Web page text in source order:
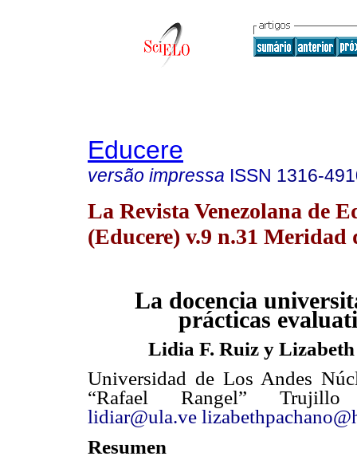
Educere
versão impressa ISSN 1316-
La Revista Venezolana de
(Educere) v.9 n.31 Meridad
La docencia
prácticas
Lidia F. Ruiz y Lizabeth
Universidad de Los Andes
“Rafael Rangel”
lidiar@ula.ve
Resumen